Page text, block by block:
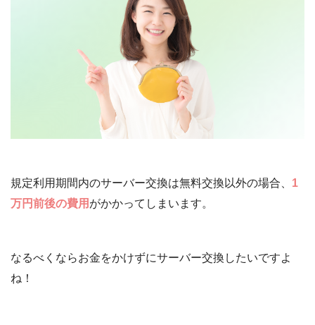
コスモウォーターで取り扱う機種の
数は、5〜7年 です。
サーバー本体に備わっているクリーンシス
テムと、ボトル差し込み口や出水口などの
簡単なお掃除で安全に利用できます。
ね！
規定利用期間内のサーバー交換は無料交換以外の場合、 1
万円前後の費用 がかかってしまいます。
なるべくならお金をかけずにサーバー交換したいですよ
ね！